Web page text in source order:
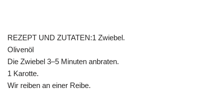
REZEPT UND ZUTATEN:1 Zwiebel.
Olivenöl
Die Zwiebel 3–5 Minuten anbraten.
1 Karotte.
Wir reiben an einer Reibe.